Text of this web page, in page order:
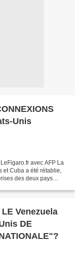
Unis
avec AFP La
et Cuba a été rétablie,
des deux pays
Venezuela
DE